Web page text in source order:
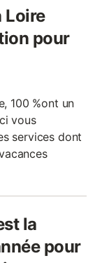
Loire
pour
100 %ont un
vous
services dont
la
pour